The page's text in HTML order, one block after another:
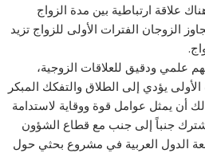
علاقة ارتباطية بين مدة الزواج
الزوجان الفترات الأولى للزواج تزيد
علمي ودقيق للعلاقات الزوجية،
يؤدي إلى الطلاق والتفكك المبكر
أن يمثل عوامل قوة ووقاية لاستدامة
جنباً إلى جنب مع قطاع الشؤون
الدول العربية في مشروع بحثي حول